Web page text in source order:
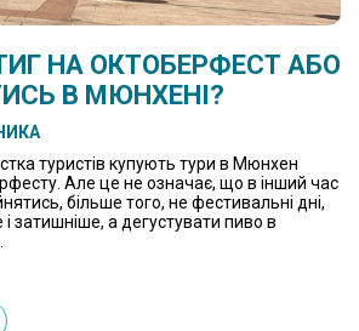
НА ОКТОБЕРФЕСТ АБО
В МЮНХЕНІ?
туристів купують тури в Мюнхен
Але це не означає, що в інший час
більше того, не фестивальні дні,
і затишніше, а дегустувати пиво в